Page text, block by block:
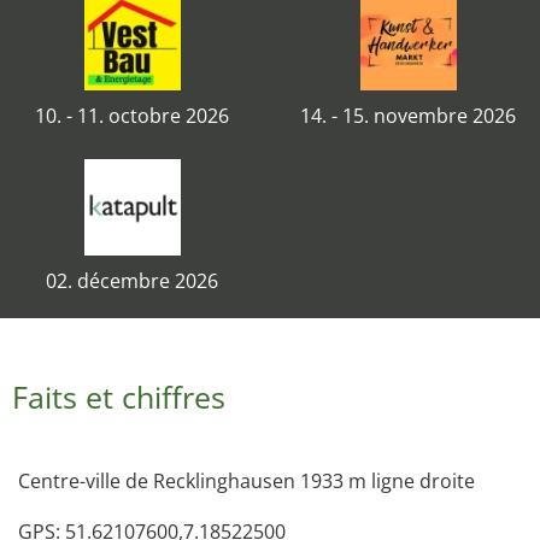
10. - 11. octobre 2026 14. - 15. novembre 2026
02. décembre 2026
Faits et chiffres
Centre-ville de Recklinghausen 1933 m ligne droite
GPS: 51.62107600,7.18522500